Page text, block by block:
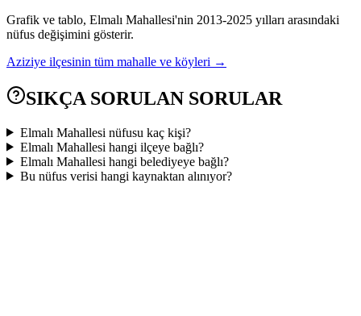
Grafik ve tablo, Elmalı Mahallesi'nin 2013-2025 yılları arasındaki
nüfus değişimini gösterir.
Aziziye ilçesinin tüm mahalle ve köyleri →
SIKÇA SORULAN SORULAR
Elmalı Mahallesi nüfusu kaç kişi?
Elmalı Mahallesi hangi ilçeye bağlı?
Elmalı Mahallesi hangi belediyeye bağlı?
Bu nüfus verisi hangi kaynaktan alınıyor?